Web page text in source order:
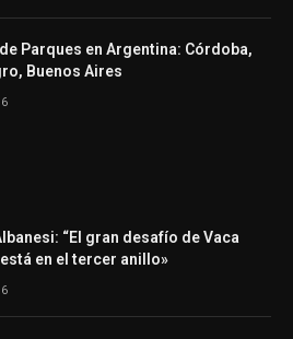
Parques en Argentina: Córdoba,
Buenos Aires
“El gran desafío de Vaca
en el tercer anillo»